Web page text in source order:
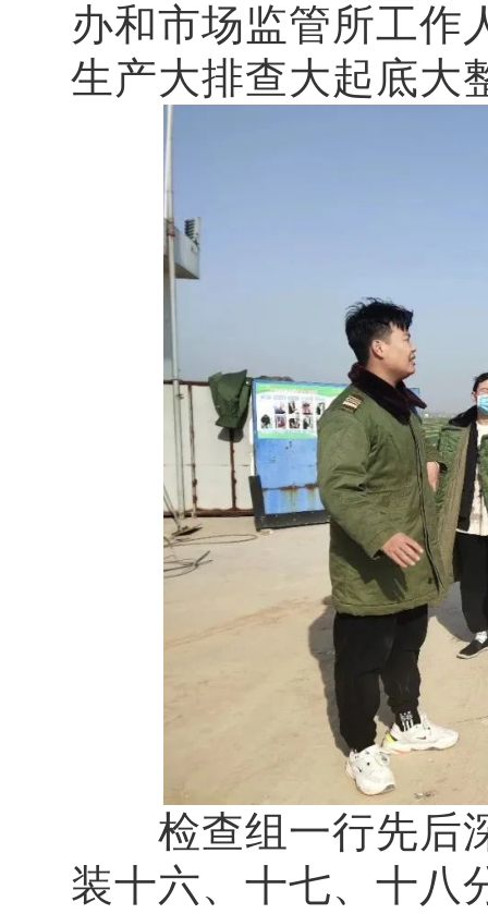
办和市场监管所工作
生产大排查大起底大
检查组一行先后深
装十六、十七、十八